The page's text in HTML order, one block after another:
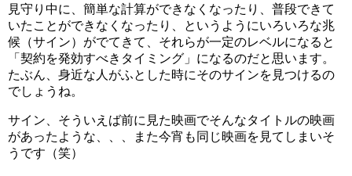
見守り中に、簡単な計算ができなくなったり、普段できて
いたことができなくなったり、というようにいろいろな兆
候（サイン）がでてきて、それらが一定のレベルになると
「契約を発効すべきタイミング」になるのだと思います。
たぶん、身近な人がふとした時にそのサインを見つけるの
でしょうね。
サイン、そういえば前に見た映画でそんなタイトルの映画
があったような、、、また今宵も同じ映画を見てしまいそ
うです（笑）